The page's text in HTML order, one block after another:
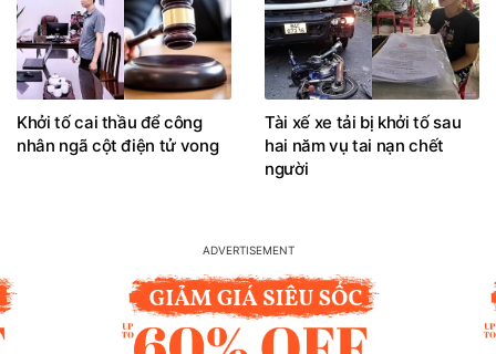
Khởi tố cai thầu để công
nhân ngã cột điện tử vong
Tài xế xe tải bị khởi tố sau
hai năm vụ tai nạn chết
người